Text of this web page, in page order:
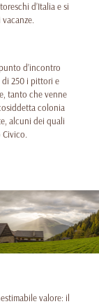
d’Italia e si
d’incontro
di 250 i pittori e
tanto che venne
colonia
alcuni dei quali
Civico.
valore: il